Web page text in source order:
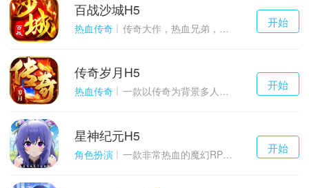
千百度h5
游戏
开始
百战沙城H5
热血传奇 传奇大作，热血兄弟，血战沙城！
千百度h5
游戏
开始
传奇岁月H5
热血传奇 一款以传奇为背景多人在线的ARPG大作
千百度h5
游戏
开始
星神纪元H5
角色扮演 一款非常热血的魔幻RPG游戏